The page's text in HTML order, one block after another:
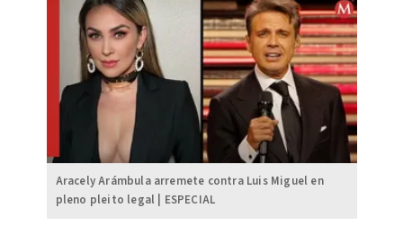
Aracely Arámbula arremete contra Luis Miguel en
pleno pleito legal | ESPECIAL